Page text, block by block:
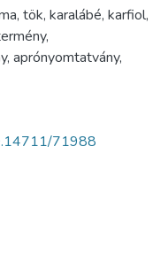
, tök, karalábé, karfiol,
,
, aprónyomtatvány,
71988